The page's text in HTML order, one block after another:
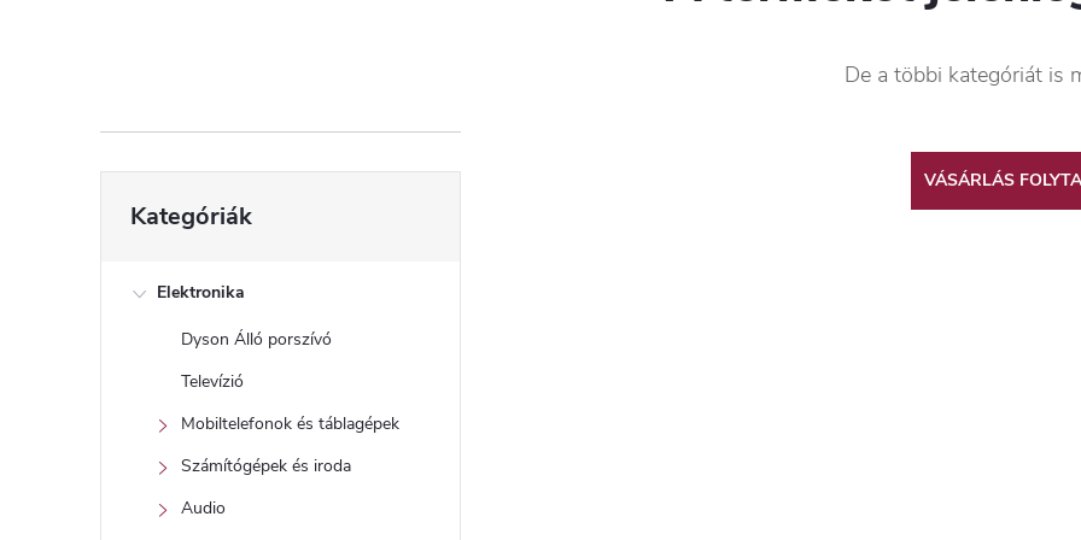
l
sátugrása
Kategóriák
Elektronika
Dyson Álló porszívó
Televízió
Mobiltelefonok és táblagépek
Számítógépek és iroda
Audio
De a többi kategóriát is
VÁSÁRLÁS